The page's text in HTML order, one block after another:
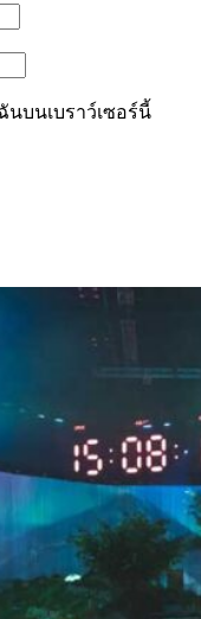
บนเบราว์เซอร์นี้